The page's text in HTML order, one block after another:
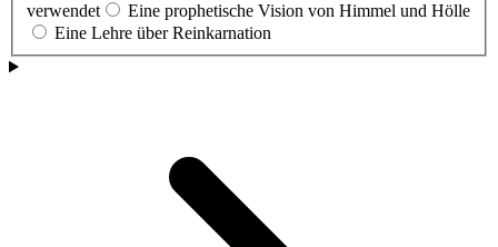
verwendet
Eine prophetische Vision von Himmel und Hölle
Eine Lehre über Reinkarnation